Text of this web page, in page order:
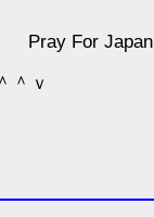
Pray For Japan
＾ｖ